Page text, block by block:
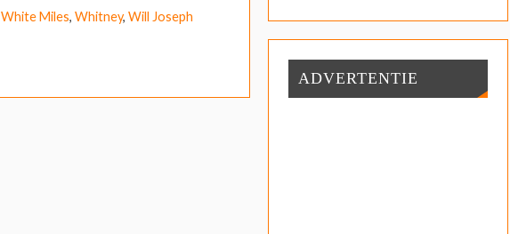
White Miles, Whitney, Will Joseph
ADVERTENTIE